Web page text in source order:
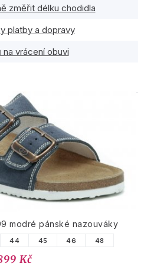
změřit délku chodidla
platby a dopravy
na vrácení obuvi
PRODUKTY
modré pánské nazouváky
44 45 46 48
Kč